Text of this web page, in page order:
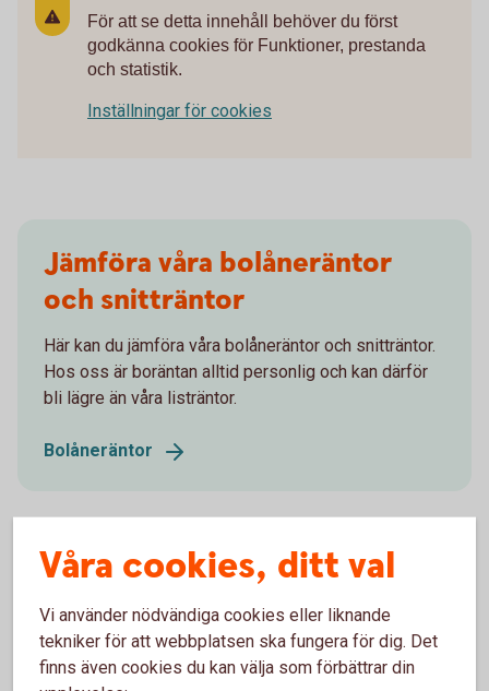
För att se detta innehåll behöver du först
godkänna cookies för Funktioner, prestanda
och statistik.
Inställningar för cookies
Jämföra våra bolåneräntor
och snitträntor
Här kan du jämföra våra bolåneräntor och snitträntor.
Hos oss är boräntan alltid personlig och kan därför
bli lägre än våra listräntor.
Bolåneräntor
Vill du binda räntan på ditt
lån?
Våra cookies, ditt val
Vi använder nödvändiga cookies eller liknande
tekniker för att webbplatsen ska fungera för dig. Det
finns även cookies du kan välja som förbättrar din